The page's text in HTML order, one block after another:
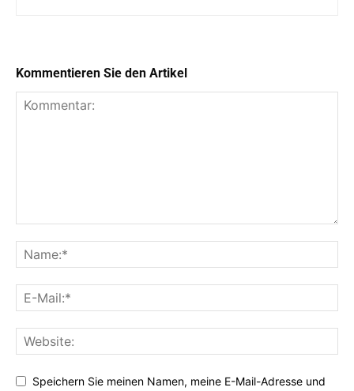
Kommentieren Sie den Artikel
Speichern Sie meinen Namen, meine E-Mail-Adresse und